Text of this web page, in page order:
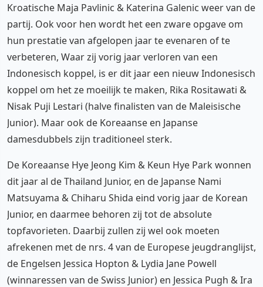
Kroatische Maja Pavlinic & Katerina Galenic weer van de
partij. Ook voor hen wordt het een zware opgave om
hun prestatie van afgelopen jaar te evenaren of te
verbeteren, Waar zij vorig jaar verloren van een
Indonesisch koppel, is er dit jaar een nieuw Indonesisch
koppel om het ze moeilijk te maken, Rika Rositawati &
Nisak Puji Lestari (halve finalisten van de Maleisische
Junior). Maar ook de Koreaanse en Japanse
damesdubbels zijn traditioneel sterk.
De Koreaanse Hye Jeong Kim & Keun Hye Park wonnen
dit jaar al de Thailand Junior, en de Japanse Nami
Matsuyama & Chiharu Shida eind vorig jaar de Korean
Junior, en daarmee behoren zij tot de absolute
topfavorieten. Daarbij zullen zij wel ook moeten
afrekenen met de nrs. 4 van de Europese jeugdranglijst,
de Engelsen Jessica Hopton & Lydia Jane Powell
(winnaressen van de Swiss Junior) en Jessica Pugh & Ira